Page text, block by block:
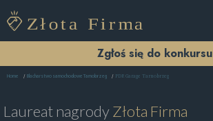
Zgłoś się do konkursu
Home Blacharstwo samochodowe Tarnobrzeg PDR Garage Tarnobrzeg
Laureat nagrodyZłota Firma